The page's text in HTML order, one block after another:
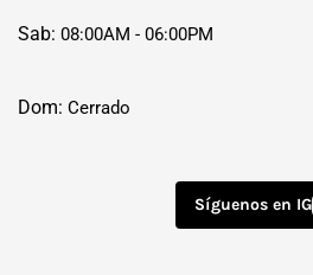
Sab: 08:00AM - 06:00PM
Dom: Cerrado
Síguenos en IG